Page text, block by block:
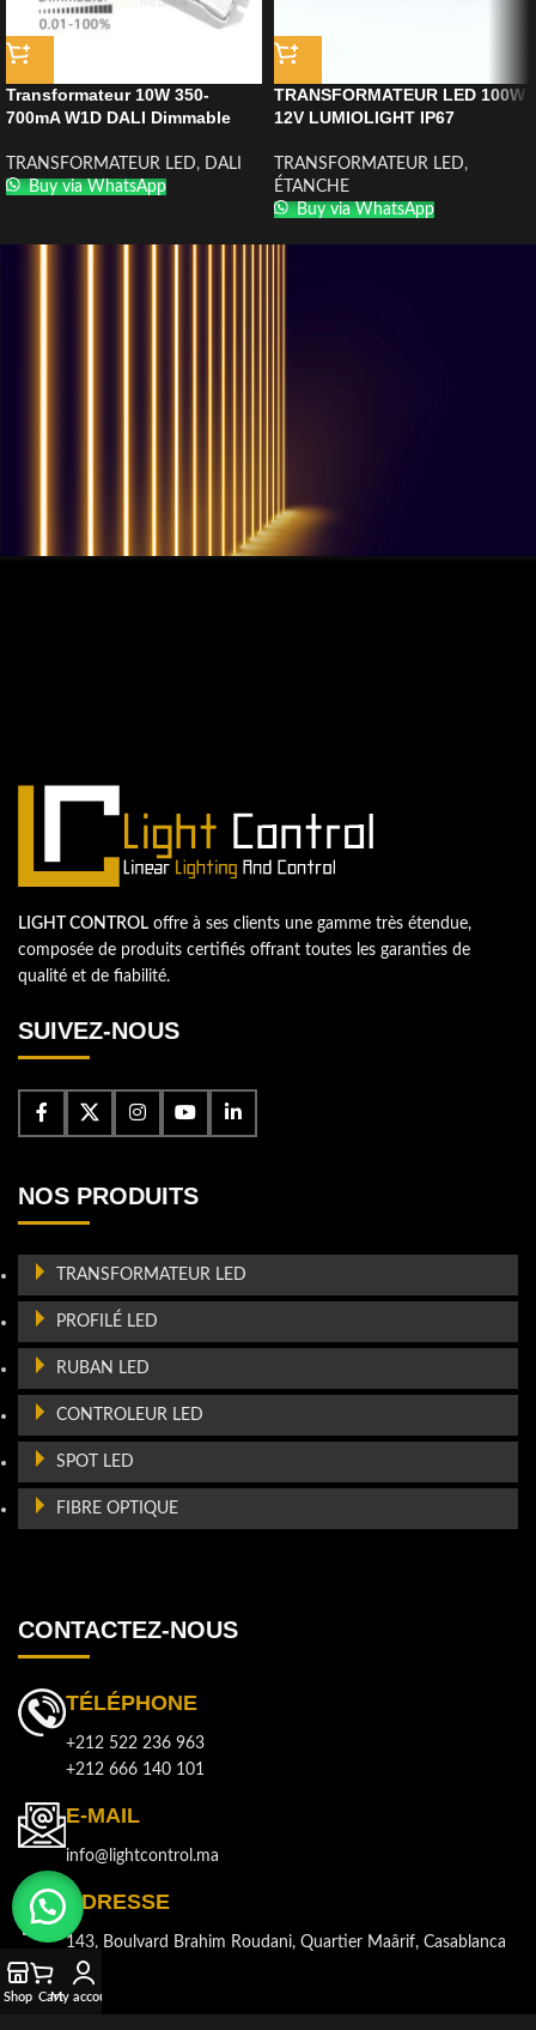
Transformateur 10W 350-
700mA W1D DALI Dimmable
TRANSFORMATEUR LED, DALI
Buy via WhatsApp
TRANSFORMATEUR LED 100W
12V LUMIOLIGHT IP67
TRANSFORMATEUR LED,
ÉTANCHE
Buy via WhatsApp
LIGHT CONTROL offre à ses clients une gamme très étendue,
composée de produits certifiés offrant toutes les garanties de
qualité et de fiabilité.
SUIVEZ-NOUS
NOS PRODUITS
TRANSFORMATEUR LED
PROFILÉ LED
RUBAN LED
CONTROLEUR LED
SPOT LED
FIBRE OPTIQUE
CONTACTEZ-NOUS
TÉLÉPHONE
+212 522 236 963
+212 666 140 101
E-MAIL
info@lightcontrol.ma
ADRESSE
143, Boulvard Brahim Roudani, Quartier Maârif, Casablanca
Shop CartMy account